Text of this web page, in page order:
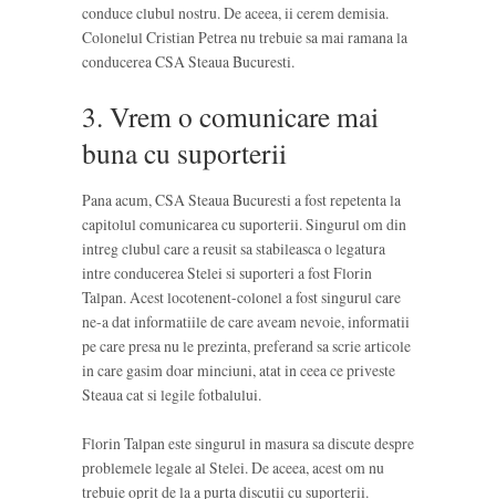
conduce clubul nostru. De aceea, ii cerem demisia.
Colonelul Cristian Petrea nu trebuie sa mai ramana la
conducerea CSA Steaua Bucuresti.
3. Vrem o comunicare mai
buna cu suporterii
Pana acum, CSA Steaua Bucuresti a fost repetenta la
capitolul comunicarea cu suporterii. Singurul om din
intreg clubul care a reusit sa stabileasca o legatura
intre conducerea Stelei si suporteri a fost Florin
Talpan. Acest locotenent-colonel a fost singurul care
ne-a dat informatiile de care aveam nevoie, informatii
pe care presa nu le prezinta, preferand sa scrie articole
in care gasim doar minciuni, atat in ceea ce priveste
Steaua cat si legile fotbalului.
Florin Talpan este singurul in masura sa discute despre
problemele legale al Stelei. De aceea, acest om nu
trebuie oprit de la a purta discutii cu suporterii.